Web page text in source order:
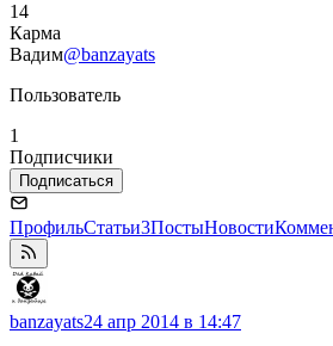
14
Карма
Вадим@banzayats
Пользователь
1
Подписчики
Подписаться
ПрофильСтатьи3ПостыНовости
banzayats24 апр 2014 в 14:47